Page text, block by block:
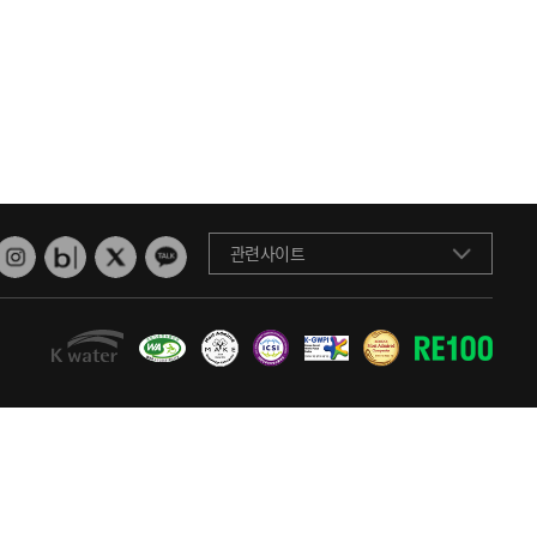
관련사이트